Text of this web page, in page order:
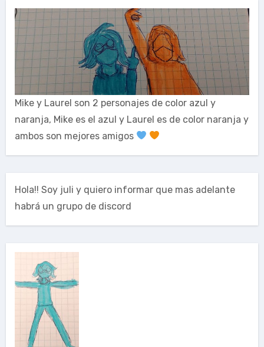
Mike y Laurel son 2 personajes de color azul y
naranja, Mike es el azul y Laurel es de color naranja y
ambos son mejores amigos
Hola!! Soy juli y quiero informar que mas adelante
habrá un grupo de discord